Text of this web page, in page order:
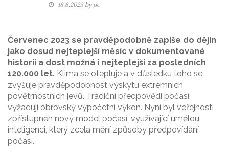
18.8.2023bypc
Červenec 2023 se pravděpodobně zapíše do dějin
jako dosud nejteplejší měsíc v dokumentované
historii a dost možná i nejteplejší za posledních
120.000 let. Klima se otepluje a v důsledku toho se
zvyšuje pravděpodobnost výskytu extrémních
povětrnostních jevů. Tradiční předpovědi počasí
vyžadují obrovský výpočetní výkon. Nyní byl veřejnosti
zpřístupněn nový model počasí, využívající umělou
inteligenci, který zcela mění způsoby předpovídání
počasí.